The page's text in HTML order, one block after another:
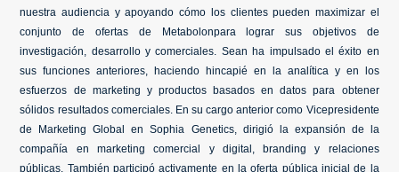
nuestra audiencia y apoyando cómo los clientes pueden maximizar el
conjunto de ofertas de Metabolonpara lograr sus objetivos de
investigación, desarrollo y comerciales. Sean ha impulsado el éxito en
sus funciones anteriores, haciendo hincapié en la analítica y en los
esfuerzos de marketing y productos basados en datos para obtener
sólidos resultados comerciales. En su cargo anterior como Vicepresidente
de Marketing Global en Sophia Genetics, dirigió la expansión de la
compañía en marketing comercial y digital, branding y relaciones
públicas. También participó activamente en la oferta pública inicial de la